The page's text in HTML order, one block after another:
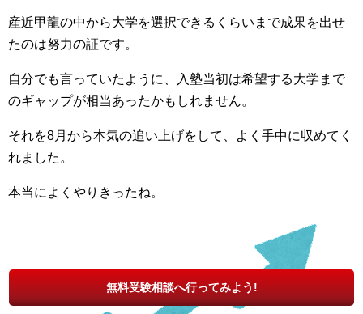
産近甲龍の中から大学を選択できるくらいまで成果を出せ
たのは努力の証です。
自分でも言っていたように、入塾当初は希望する大学まで
のギャップが相当あったかもしれません。
それを8月から本気の追い上げをして、よく手中に収めてく
れました。
本当によくやりきったね。
無料受験相談へ行ってみよう!